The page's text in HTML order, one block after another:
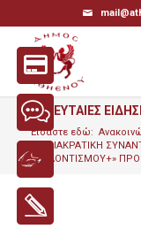
ΤΕΛΕΥΤΑΙΕΣ
Είσαστε εδώ:
4Η ΔΙΑΚΡΑΤΙΚΗ
ΕΘΕΛΟΝΤΙΣΜΟΥ+»